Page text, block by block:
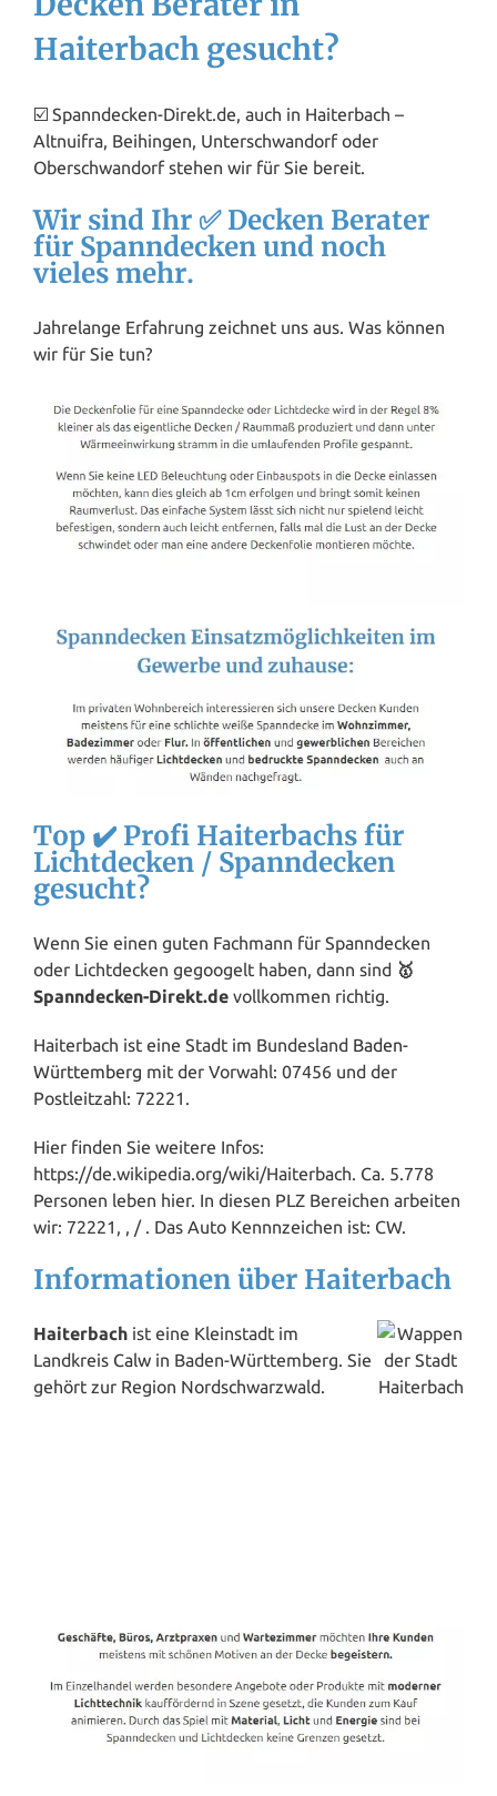
Haiterbach gesucht?
☑️ Spanndecken-Direkt.de, auch in Haiterbach –
Altnuifra, Beihingen, Unterschwandorf oder
Oberschwandorf stehen wir für Sie bereit.
Wir sind Ihr ✅ Decken Berater
für Spanndecken und noch
vieles mehr.
Jahrelange Erfahrung zeichnet uns aus. Was können
wir für Sie tun?
Top ✔️ Profi Haiterbachs für
Lichtdecken / Spanndecken
gesucht?
Wenn Sie einen guten Fachmann für Spanndecken
oder Lichtdecken gegoogelt haben, dann sind 🥇
Spanndecken-Direkt.de vollkommen richtig.
Haiterbach ist eine Stadt im Bundesland Baden-
Württemberg mit der Vorwahl: 07456 und der
Postleitzahl: 72221.
Hier finden Sie weitere Infos:
https://de.wikipedia.org/wiki/Haiterbach. Ca. 5.778
Personen leben hier. In diesen PLZ Bereichen arbeiten
wir: 72221, , / . Das Auto Kennnzeichen ist: CW.
Informationen über Haiterbach
Haiterbach ist eine Kleinstadt im
Landkreis Calw in Baden-Württemberg. Sie
gehört zur Region Nordschwarzwald.